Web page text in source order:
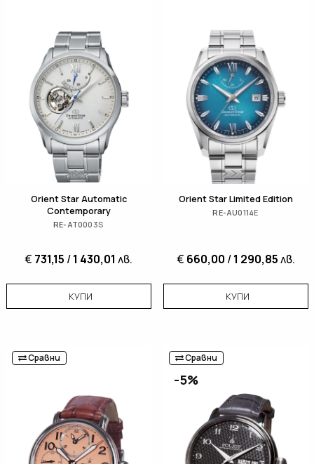
Orient Star Automatic
Contemporary
RE-AT0003S
€ 731,15 /1 430,01 лв.
КУПИ
Orient Star Limited Edition
RE-AU0114E
€ 660,00 /1 290,85лв.
КУПИ
Сравни Сравни
-5%